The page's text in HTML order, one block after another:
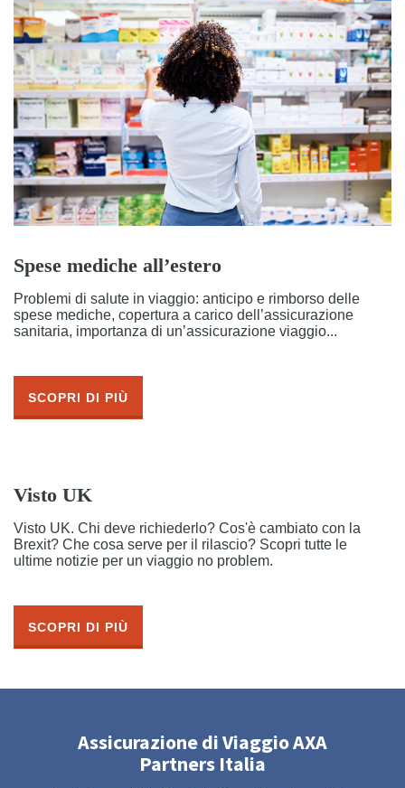
Spese mediche all’estero
Problemi di salute in viaggio: anticipo e rimborso delle
spese mediche, copertura a carico dell’assicurazione
sanitaria, importanza di un’assicurazione viaggio...
SCOPRI DI PIÙ
Visto UK
Visto UK. Chi deve richiederlo? Cos'è cambiato con la
Brexit? Che cosa serve per il rilascio? Scopri tutte le
ultime notizie per un viaggio no problem.
SCOPRI DI PIÙ
Assicurazione di Viaggio AXA
Partners Italia